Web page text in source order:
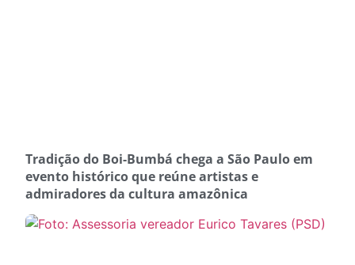
Tradição do Boi-Bumbá chega a São Paulo em
evento histórico que reúne artistas e
admiradores da cultura amazônica